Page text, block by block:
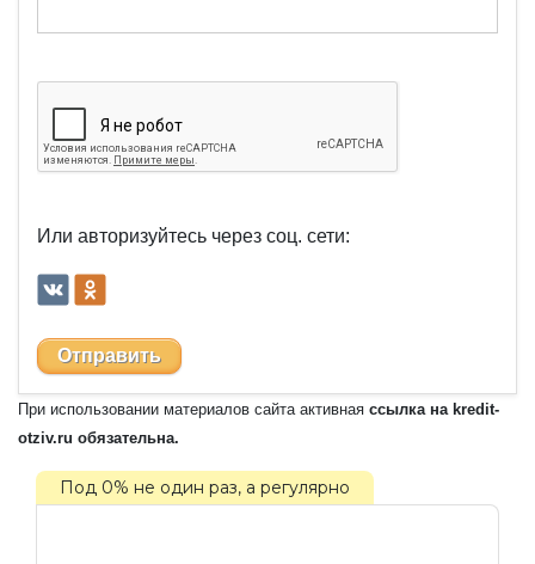
Или авторизуйтесь через соц. сети:
Отправить
При использовании материалов сайта активная ссылка на kredit-
otziv.ru обязательна.
Под 0% не один раз, а регулярно